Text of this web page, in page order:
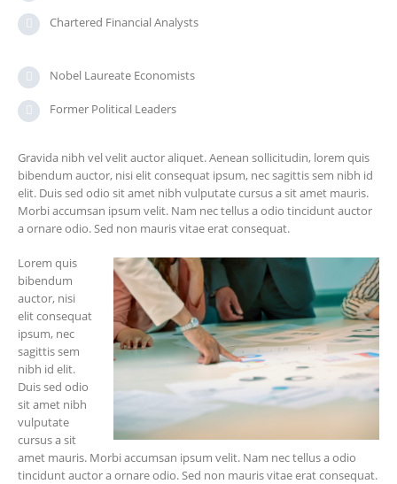
Chartered Financial Analysts
Nobel Laureate Economists
Former Political Leaders
Gravida nibh vel velit auctor aliquet. Aenean sollicitudin, lorem quis
bibendum auctor, nisi elit consequat ipsum, nec sagittis sem nibh id
elit. Duis sed odio sit amet nibh vulputate cursus a sit amet mauris.
Morbi accumsan ipsum velit. Nam nec tellus a odio tincidunt auctor
a ornare odio. Sed non mauris vitae erat consequat.
Lorem quis
bibendum
auctor, nisi
elit consequat
ipsum, nec
sagittis sem
nibh id elit.
Duis sed odio
sit amet nibh
vulputate
cursus a sit
amet mauris. Morbi accumsan ipsum velit. Nam nec tellus a odio
tincidunt auctor a ornare odio. Sed non mauris vitae erat consequat.